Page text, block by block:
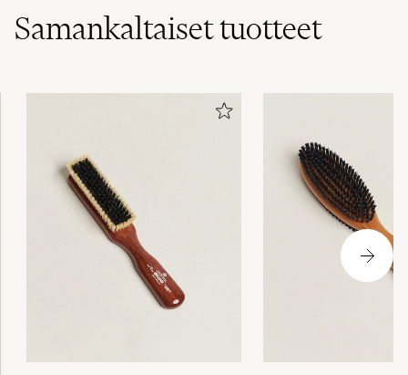
Samankaltaisettuotteet